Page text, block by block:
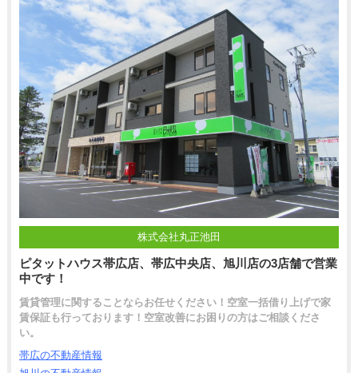
株式会社丸正池田
ピタットハウス帯広店、帯広中央店、旭川店の3店舗で営業
中です！
賃貸管理に関することならお任せください！空室一括借り上げで家
賃保証も行っております！空室改善にお困りの方はご相談くださ
い。
帯広の不動産情報